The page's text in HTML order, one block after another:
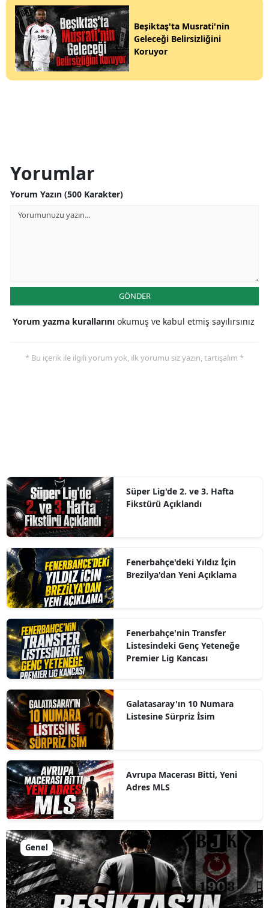
Beşiktaş'ta Musrati'nin
Geleceği Belirsizliğini
Koruyor
Yorumlar
Yorum Yazın (500 Karakter)
GÖNDER
Yorum yazma kurallarını okumuş ve kabul etmiş sayılırsınız
* Bu içerik ile ilgili yorum yok, ilk yorumu siz yazın, tartışalım *
Süper Lig'de 2. ve 3. Hafta
Fikstürü Açıklandı
Fenerbahçe'deki Yıldız İçin
Brezilya'dan Yeni Açıklama
Fenerbahçe'nin Transfer
Listesindeki Genç Yeteneğe
Premier Lig Kancası
Galatasaray'ın 10 Numara
Listesine Sürpriz İsim
Avrupa Macerası Bitti, Yeni
Adres MLS
Genel